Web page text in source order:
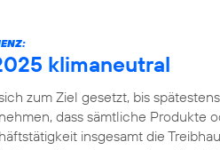
klimaneutral
zum Ziel gesetzt, bis
dass sämtliche Produkte
insgesamt die